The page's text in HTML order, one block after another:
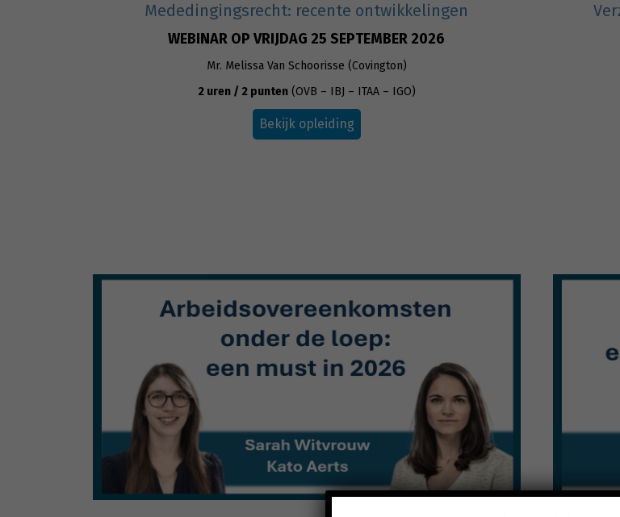
Mededingingsrecht: recente ontwikkelingen
WEBINAR OP VRIJDAG 25 SEPTEMBER 2026
Mr. Melissa Van Schoorisse (Covington)
2 uren / 2 punten(OVB – IBJ – ITAA – IGO)
Bekijk opleiding